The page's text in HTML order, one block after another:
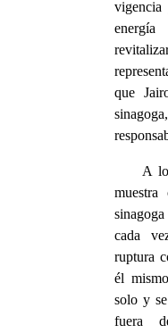
vigencia
que
A lo
cada
ruptura
él
solo y se
fuera